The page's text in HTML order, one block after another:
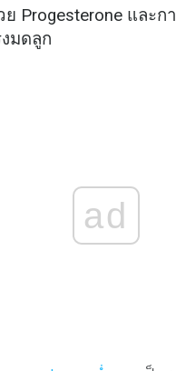
Progesterone และก
มดลูก
ad